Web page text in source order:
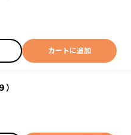
カートに追加